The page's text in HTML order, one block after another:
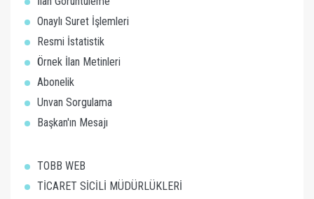
Onaylı Suret İşlemleri
Resmi İstatistik
Örnek İlan Metinleri
Abonelik
Unvan Sorgulama
Başkan'ın Mesajı
TOBB WEB
TİCARET SİCİLİ MÜDÜRLÜKLERİ